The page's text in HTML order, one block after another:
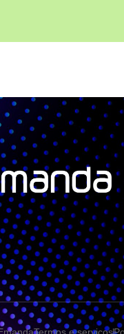
Termos e serviços